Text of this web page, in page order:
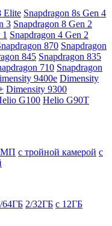
Elite Snapdragon 8s Gen 4
3 Snapdragon 8 Gen 2
Snapdragon 4 Gen 2
870 Snapdragon
845 Snapdragon 835
710 Snapdragon
9400e Dimensity
Dimensity 9300
G100 Helio G90T
с тройной камерой с
64ГБ 2/32ГБ с 12ГБ